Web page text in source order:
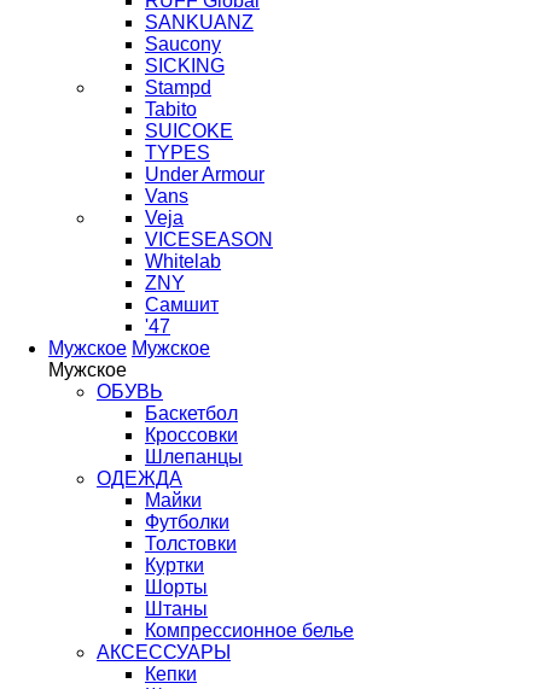
SANKUANZ
Saucony
SICKING
Stampd
Tabito
SUICOKE
TYPES
Under Armour
Vans
Veja
VICESEASON
Whitelab
ZNY
Самшит
'47
Мужское Мужское
Мужское
ОБУВЬ
Баскетбол
Кроссовки
Шлепанцы
ОДЕЖДА
Майки
Футболки
Толстовки
Куртки
Шорты
Штаны
Компрессионное белье
АКСЕССУАРЫ
Кепки